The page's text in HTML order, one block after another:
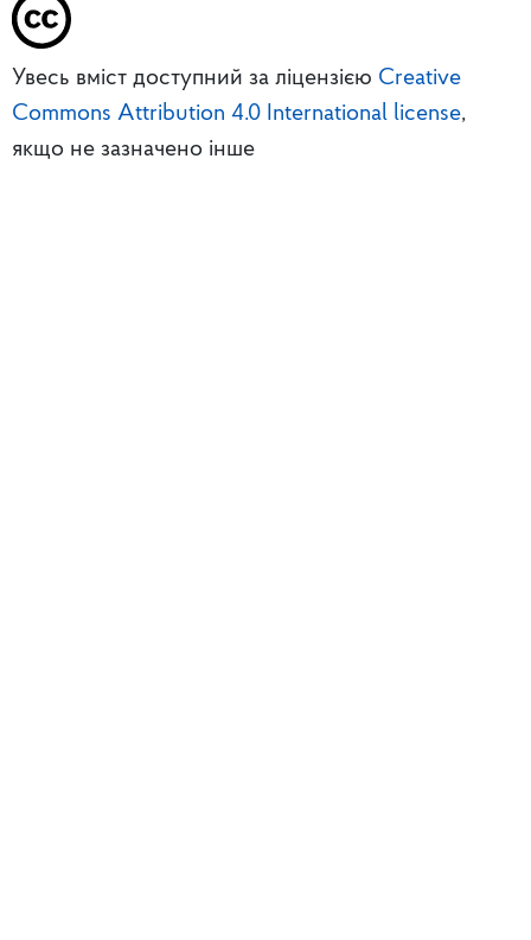
Увесь вміст доступний за ліцензією Creative
Commons Attribution 4.0 International license,
якщо не зазначено інше